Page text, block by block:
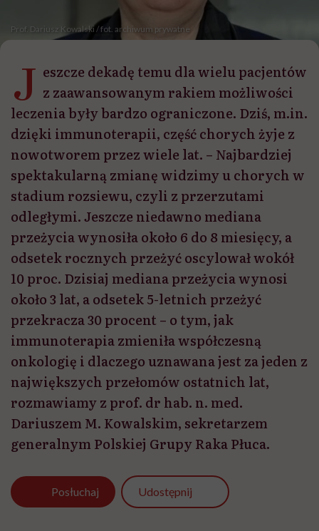
Prof. Dariusz Kowalski / fot. archiwum prywatne
J eszcze dekadę temu dla wielu pacjentów
z zaawansowanym rakiem możliwości
leczenia były bardzo ograniczone. Dziś, m.in.
dzięki immunoterapii, część chorych żyje z
nowotworem przez wiele lat. – Najbardziej
spektakularną zmianę widzimy u chorych w
stadium rozsiewu, czyli z przerzutami
odległymi. Jeszcze niedawno mediana
przeżycia wynosiła około 6 do 8 miesięcy, a
odsetek rocznych przeżyć oscylował wokół
10 proc. Dzisiaj mediana przeżycia wynosi
około 3 lat, a odsetek 5-letnich przeżyć
przekracza 30 procent – o tym, jak
immunoterapia zmieniła współczesną
onkologię i dlaczego uznawana jest za jeden z
największych przełomów ostatnich lat,
rozmawiamy z prof. dr hab. n. med.
Dariuszem M. Kowalskim, sekretarzem
generalnym Polskiej Grupy Raka Płuca.
Posłuchaj Udostępnij